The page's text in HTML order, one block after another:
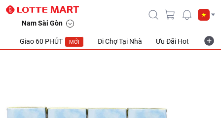
Nam Sài Gòn
Giao 60 PHÚT MỚI Đi Chợ Tại Nhà Ưu Đãi Hot